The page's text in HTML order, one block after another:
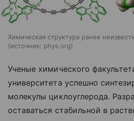
Химическая структура ранее
источник: phys.org
Ученые химического
университета успешно
молекулы циклоуглерода.
оставаться стабильной в